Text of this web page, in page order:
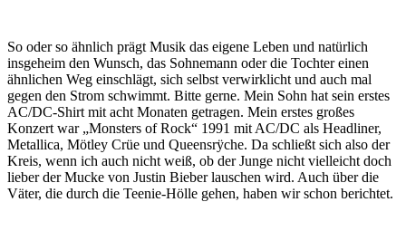
So oder so ähnlich prägt Musik das eigene Leben und natürlich
insgeheim den Wunsch, das Sohnemann oder die Tochter einen
ähnlichen Weg einschlägt, sich selbst verwirklicht und auch mal
gegen den Strom schwimmt. Bitte gerne. Mein Sohn hat sein erstes
AC/DC-Shirt mit acht Monaten getragen. Mein erstes großes
Konzert war „Monsters of Rock“ 1991 mit AC/DC als Headliner,
Metallica, Mötley Crüe und Queensrÿche. Da schließt sich also der
Kreis, wenn ich auch nicht weiß, ob der Junge nicht vielleicht doch
lieber der Mucke von Justin Bieber lauschen wird. Auch über die
Väter, die durch die Teenie-Hölle gehen, haben wir schon berichtet.